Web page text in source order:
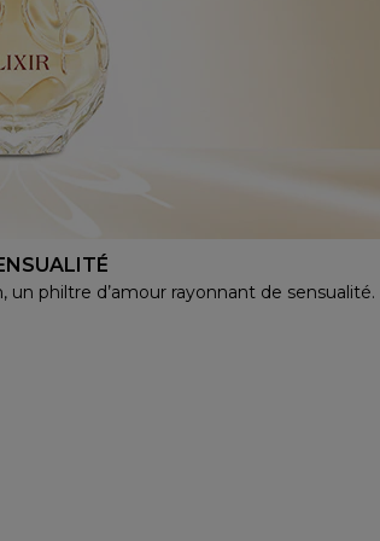
un philtre d’amour rayonnant de sensualité.